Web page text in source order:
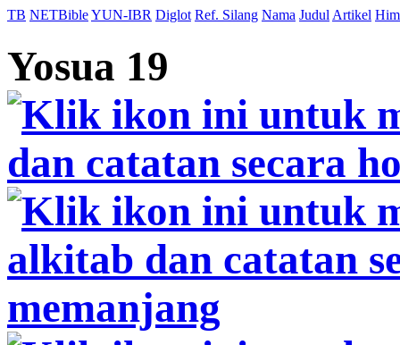
TB NETBibleYUN-IBR Diglot Ref. Silang Nama Judul Artikel
Yosua 19